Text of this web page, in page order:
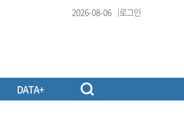
2026-08-06 로그인
DATA+